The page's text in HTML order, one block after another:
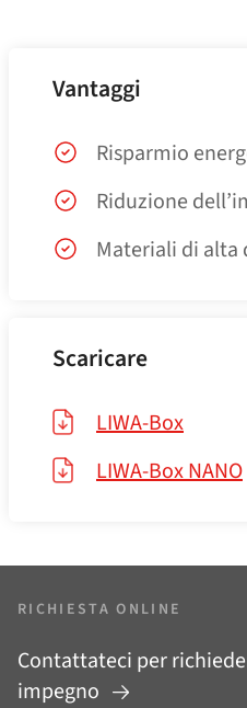
Vantaggi
Risparmio
Riduzione
Materiali di alta
Scaricare
LIWA-Box
LIWA-Box NANO
RICHIESTA ONLINE
Contattateci per
impegno